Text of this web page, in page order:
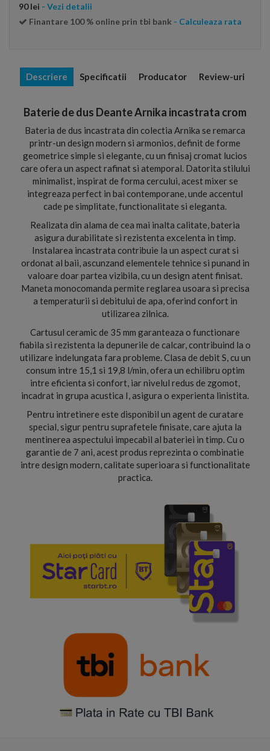
90 lei - Vezi detalii
Finantare 100 % online prin tbi bank - Calculeaza rata
Descriere Specificatii Producator Review-uri
Baterie de dus Deante Arnika incastrata crom
Bateria de dus incastrata din colectia Arnika se remarca
printr-un design modern si armonios, definit de forme
geometrice simple si elegante, cu un finisaj cromat lucios
care ofera un aspect rafinat si atemporal. Datorita stilului
minimalist, inspirat de forma cercului, acest mixer se
integreaza perfect in bai contemporane, unde accentul
cade pe simplitate, functionalitate si eleganta.
Realizata din alama de cea mai inalta calitate, bateria
asigura durabilitate si rezistenta excelenta in timp.
Instalarea incastrata contribuie la un aspect curat si
ordonat al baii, ascunzand elementele tehnice si punand in
valoare doar partea vizibila, cu un design atent finisat.
Maneta monocomanda permite reglarea usoara si precisa
a temperaturii si debitului de apa, oferind confort in
utilizarea zilnica.
Cartusul ceramic de 35 mm garanteaza o functionare
fiabila si rezistenta la depunerile de calcar, contribuind la o
utilizare indelungata fara probleme. Clasa de debit S, cu un
consum intre 15,1 si 19,8 l/min, ofera un echilibru optim
intre eficienta si confort, iar nivelul redus de zgomot,
incadrat in grupa acustica I, asigura o experienta linistita.
Pentru intretinere este disponibil un agent de curatare
special, sigur pentru suprafetele finisate, care ajuta la
mentinerea aspectului impecabil al bateriei in timp. Cu o
garantie de 7 ani, acest produs reprezinta o combinatie
intre design modern, calitate superioara si functionalitate
practica.